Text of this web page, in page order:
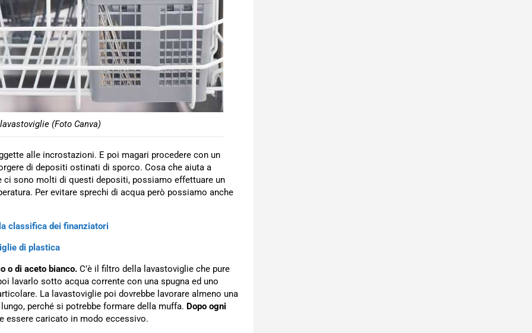
(Foto Canva)
alle incrostazioni. E poi magari procedere con un
di depositi ostinati di sporco. Cosa che aiuta a
sono molti di questi depositi, possiamo effettuare un
Per evitare sprechi di acqua però possiamo anche
classifica dei finanziatori
di plastica
o di aceto bianco. C’è il filtro della lavastoviglie che pure
lavarlo sotto acqua corrente con una spugna ed uno
La lavastoviglie poi dovrebbe lavorare almeno una
perché si potrebbe formare della muffa. Dopo ogni
essere caricato in modo eccessivo.